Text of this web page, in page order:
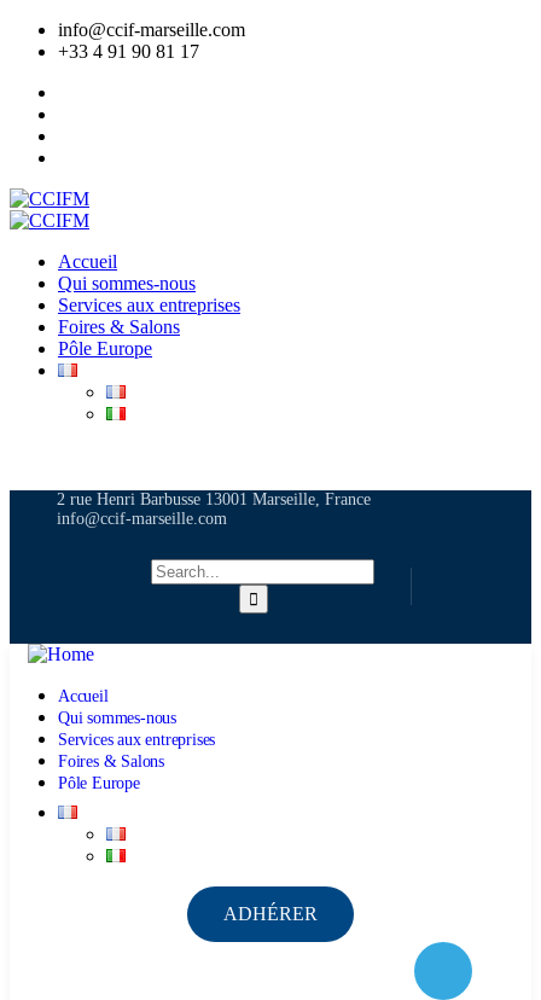
info@ccif-marseille.com
+33 4 91 90 81 17
Accueil
Qui sommes-nous
Services aux entreprises
Foires & Salons
Pôle Europe
2 rue Henri Barbusse 13001 Marseille, France
info@ccif-marseille.com
Accueil
Qui sommes-nous
Services aux entreprises
Foires & Salons
Pôle Europe
ADHÉRER